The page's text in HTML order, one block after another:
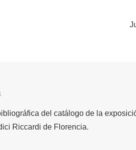
del catálogo de la
Riccardi de Florencia.